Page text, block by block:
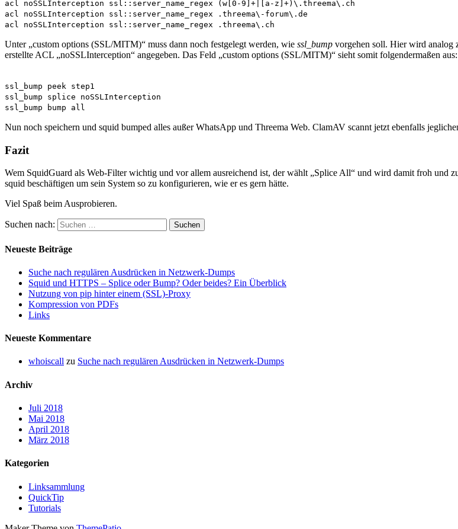
acl noSSLInterception ssl::server_name_regex (w[0-9]+|[a-z]+)\.threema\.ch
acl noSSLInterception ssl::server_name_regex .threema\-forum\.de
acl noSSLInterception ssl::server_name_regex .threema\.ch
Unter „custom options (SSL/MITM)“ muss dann noch festgelegt werden, wie ssl_bump vorgehen soll. Hier wird analog
erstellte ACL „noSSLInterception“ angegeben. Das Feld „custom options (SSL/MITM)“ sieht somit folgendermaßen aus:
ssl_bump peek step1
ssl_bump splice noSSLInterception
ssl_bump bump all
Nun noch speichern und squid bumped alles außer WhatsApp und Threema Web. ClamAV scannt jetzt ebenfalls
Fazit
Wem SquidGuard als Web-Filter wichtig und vor allem ausreichend ist, der wählt „Splice All“ und wird damit froh und
squid beschäftigen um sein System so zu konfigurieren, wie er es gern hätte.
Viel Spaß beim Ausprobieren.
Suchen nach:
Neueste Beiträge
Suche nach regulären Ausdrücken in Netzwerk-Dumps
Squid und HTTPS – Splice oder Bump? Oder beides? Ein Überblick
Nutzung von pip hinter einem (SSL)-Proxy
Kompression von PDFs
Links
Neueste Kommentare
whoiscall zu Suche nach regulären Ausdrücken in Netzwerk-Dumps
Archiv
Juli 2018
Mai 2018
April 2018
März 2018
Kategorien
Linksammlung
QuickTip
Tutorials